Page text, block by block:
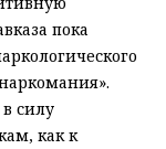
пока
силу
как к